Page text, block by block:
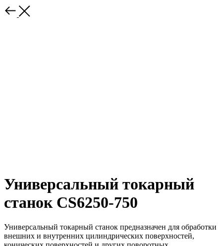
Универсальный токарный
станок CS6250-750
Универсальный токарный станок предназначен для обработки
внешних и внутренних цилиндрических поверхностей,